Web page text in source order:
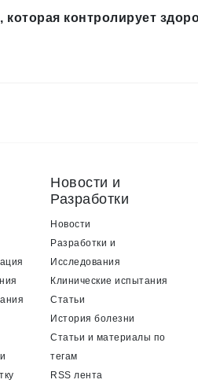
которая контролирует
Новости и
Разработки
Новости
Разработки и
Исследования
Клинические испытания
Статьи
История болезни
Статьи и материалы по
тегам
RSS лента